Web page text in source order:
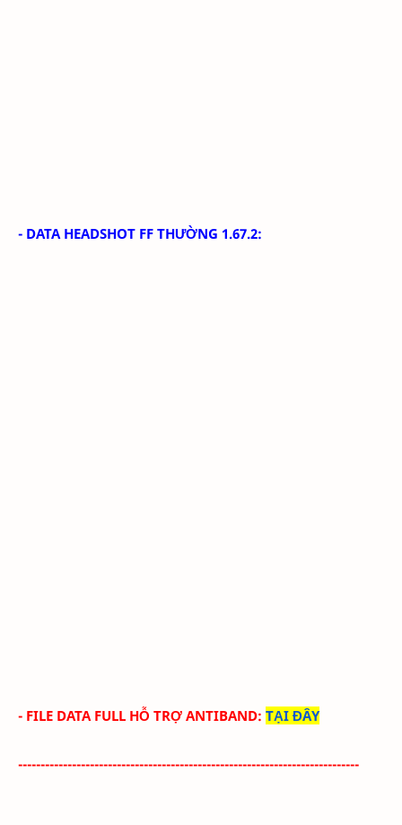
- DATA HEADSHOT FF THƯỜNG 1.67.2:
- FILE DATA FULL HỖ TRỢ ANTIBAND: TẠI ĐÂY
----------------------------------------------------------------------------